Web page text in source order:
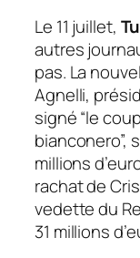
Le 11 juillet,
autres
pas. La
Agnelli,
signé“le
bianconero”,
millions
rachat de
vedette du
31 millions